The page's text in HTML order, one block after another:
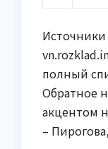
полный
Обратное
акцентом
–